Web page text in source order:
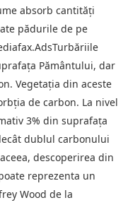
absorb cantități
pădurile de pe
Pământului, dar
Vegetația din aceste
de carbon. La nivel
3% din suprafața
dublul carbonului
descoperirea din
reprezenta un
Wood de la